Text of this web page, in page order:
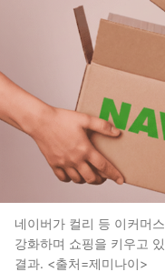
네이버가 컬리 등 이커머
강화하며 쇼핑을 키우고
결과. <출처=제미나이>